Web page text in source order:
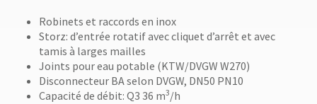
Robinets et raccords en inox
Storz: d’entrée rotatif avec cliquet d’arrêt et avec
tamis à larges mailles
Joints pour eau potable (KTW/DVGW W270)
Disconnecteur BA selon DVGW, DN50 PN10
Capacité de débit: Q3 36 m3/h